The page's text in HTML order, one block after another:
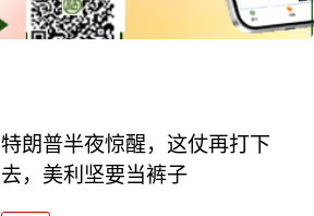
特朗普半夜惊醒，这仗再打下
去，美利坚要当裤子